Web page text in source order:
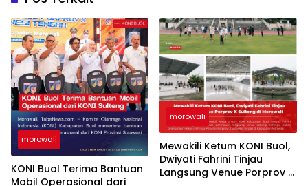
morowali
KONI Buol Terima Bantuan
Mobil Operasional dari
morowali
Mewakili Ketum KONI Buol,
Dwiyati Fahrini Tinjau
Langsung Venue Porprov X